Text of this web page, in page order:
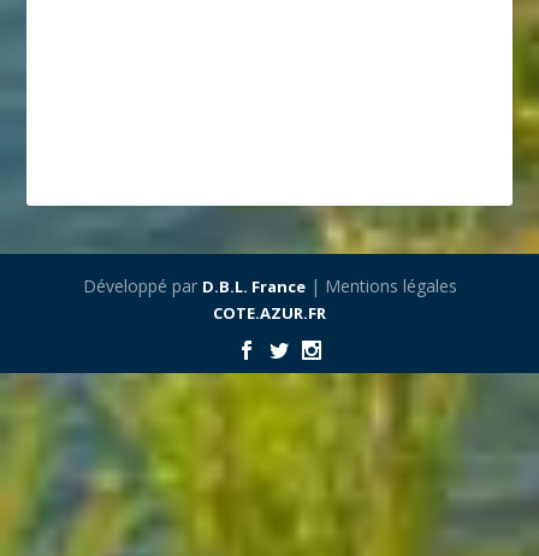
Développé par D.B.L. France| Mentions légales
COTE.AZUR.FR